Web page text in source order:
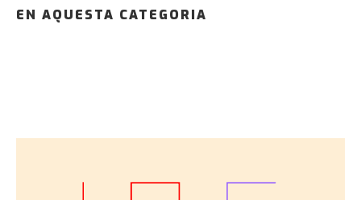
EN AQUESTA CATEGORIA